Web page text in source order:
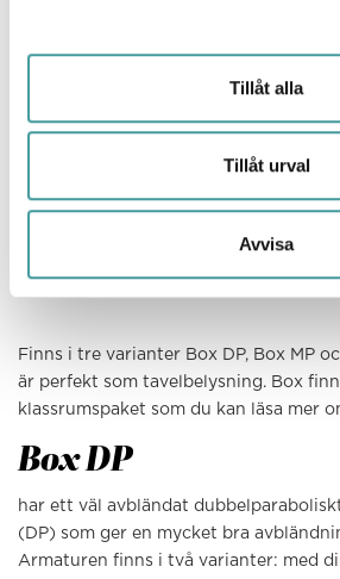
Tillåt alla
Tillåt urval
Avvisa
armaturserie för kontor, skolor och
har blivit uppdaterad, nytt är;
Modulärt uppbyggd vilket gör
underhålla, uppgradera och
Mer effektiv upp till 130lm/W
Ställbart ljusflöde på varianterna
Finns i tre varianter Box DP, Box MP
är perfekt som tavelbelysning. Box
klassrumspaket som du kan läsa mer
Box DP
har ett väl avbländat
(DP) som ger en mycket bra
Armaturen finns i två varianter: med